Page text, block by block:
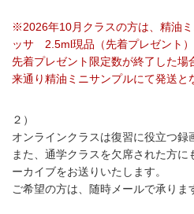
※2026年10月クラスの方は、精油
ッサ 2.5ml現品（先着プレゼント）
先着プレゼント限定数が終了した場
来通り精油ミニサンプルにて発送と
２）
オンラインクラスは復習に役立つ録
また、通学クラスを欠席された方
ーカイブをお送りいたします。
ご希望の方は、随時メールで承りま